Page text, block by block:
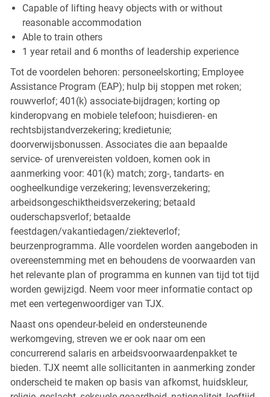
Capable of lifting heavy objects with or without
reasonable accommodation
Able to train others
1 year retail and 6 months of leadership experience
Tot de voordelen behoren: personeelskorting; Employee
Assistance Program (EAP); hulp bij stoppen met roken;
rouwverlof; 401(k) associate-bijdragen; korting op
kinderopvang en mobiele telefoon; huisdieren- en
rechtsbijstandverzekering; kredietunie;
doorverwijsbonussen. Associates die aan bepaalde
service- of urenvereisten voldoen, komen ook in
aanmerking voor: 401(k) match; zorg-, tandarts- en
oogheelkundige verzekering; levensverzekering;
arbeidsongeschiktheidsverzekering; betaald
ouderschapsverlof; betaalde
feestdagen/vakantiedagen/ziekteverlof;
beurzenprogramma. Alle voordelen worden aangeboden in
overeenstemming met en behoudens de voorwaarden van
het relevante plan of programma en kunnen van tijd tot tijd
worden gewijzigd. Neem voor meer informatie contact op
met een vertegenwoordiger van TJX.
Naast ons opendeur-beleid en ondersteunende
werkomgeving, streven we er ook naar om een
concurrerend salaris en arbeidsvoorwaardenpakket te
bieden. TJX neemt alle sollicitanten in aanmerking zonder
onderscheid te maken op basis van afkomst, huidskleur,